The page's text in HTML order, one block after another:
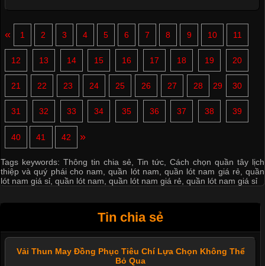
« 1 2 3 4 5 6 7 8 9 10 11
12 13 14 15 16 17 18 19 20
21 22 23 24 25 26 27 28 29 30
31 32 33 34 35 36 37 38 39
40 41 42 »
Tags keywords: Thông tin chia sẻ Tin tức
Cách chọn quần tây lịch
thiệp và quý phái cho nam ,quần lót nam quần lót nam giá rẻ ,quần
lót nam giá sỉ quần lót nam quần lót nam giá rẻ quần lót nam giá sỉ
Tin chia sẻ
Vải Thun May Đồng Phục Tiêu Chí Lựa Chọn Không Thể
Bỏ Qua